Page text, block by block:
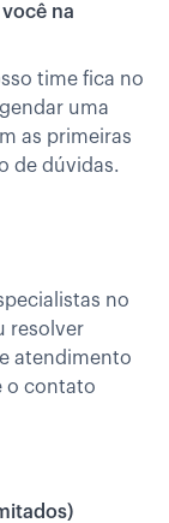
na
time fica no
uma
as primeiras
de dúvidas.
no
resolver
atendimento
o contato